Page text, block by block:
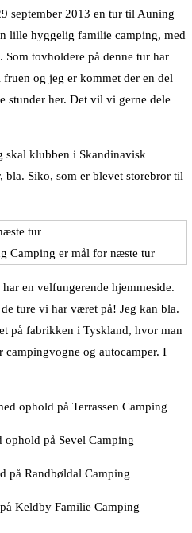
september 2013 en tur til Auning
lille hyggelig familie camping, med
tovholdere på denne tur har
og jeg er kommet der en del
stunder her. Det vil vi gerne dele
skal klubben i Skandinavisk
bla. Siko, som er blevet storebror til
Camping er mål for næste tur
en velfungerende hjemmeside.
ture vi har været på! Jeg kan bla.
på fabrikken i Tyskland, hvor man
og autocamper. I
ophold på Terrassen Camping
ophold på Sevel Camping
på Randbøldal Camping
Keldby Familie Camping